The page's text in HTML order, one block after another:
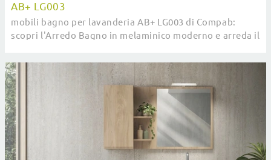
AB+ LG003
mobili bagno per lavanderia AB+ LG003 di Compab:
scopri l'Arredo Bagno in melaminico moderno e arreda il